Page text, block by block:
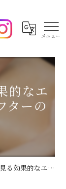
的なエ
ターの
ビフォーアフターのポイント解説